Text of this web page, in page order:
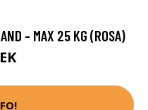
- MAX 25 KG (ROSA)